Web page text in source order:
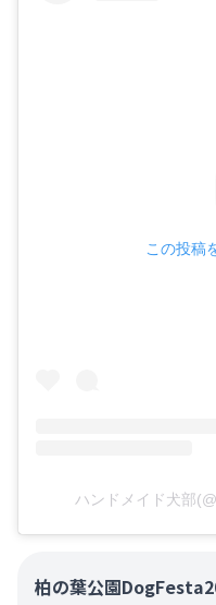
この投稿
ハンドメイド犬部
柏の葉公園